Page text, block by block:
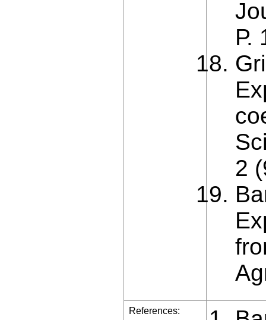
Р.
2
References: